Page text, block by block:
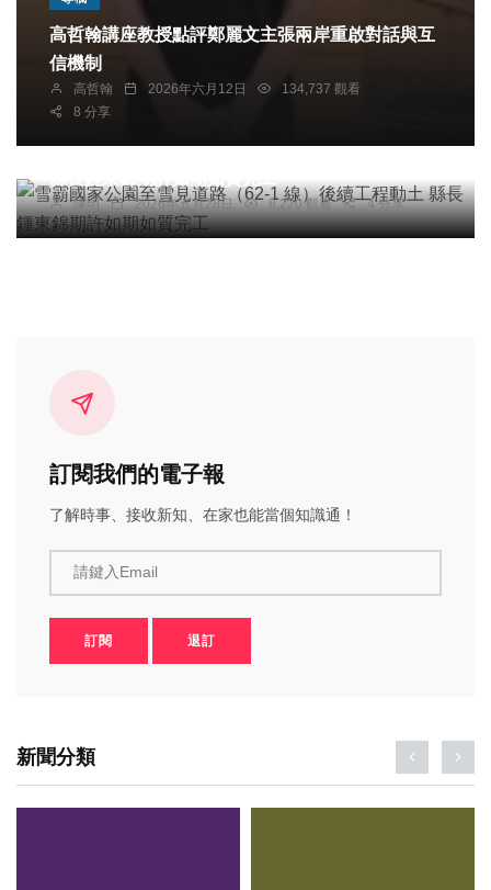
高哲翰講座教授點評鄭麗文主張兩岸重啟對話與互
信機制
高哲翰 2026年六月12日
134,737 觀看
8 分享
社會
雪霸國家公園至雪見道路（62-1 線）後續工程動土
陳明 2026年五月28日 8,220 觀看 4 分享
訂閱我們的電子報
了解時事、接收新知、在家也能當個知識通！
請鍵入Email
訂閱 退訂
新聞分類